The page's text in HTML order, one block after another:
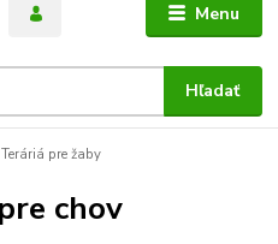
Menu
Hľadať
Teráriá pre žaby
chov